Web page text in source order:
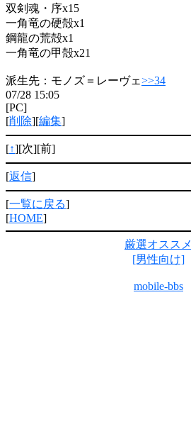
双剣魂・序x15
一角竜の硬殻x1
鋼龍の荒殻x1
一角竜の甲殻x21
派生先：モノズ＝レーヴェ>>34
07/28 15:05
[PC]
[削除][編集]
[↑][次][前]
[返信]
[一覧に戻る]
[HOME]
厳選オススメ
[男性向け]
mobile-bbs